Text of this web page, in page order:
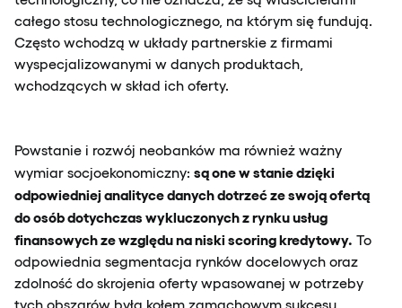
całego stosu technologicznego, na którym się fundują.
Często wchodzą w układy partnerskie z firmami
wyspecjalizowanymi w danych produktach,
wchodzących w skład ich oferty.
Powstanie i rozwój neobanków ma również ważny
wymiar socjoekonomiczny: są one w stanie dzięki
odpowiedniej analityce danych dotrzeć ze swoją ofertą
do osób dotychczas wykluczonych z rynku usług
finansowych ze względu na niski scoring kredytowy. To
odpowiednia segmentacja rynków docelowych oraz
zdolność do skrojenia oferty wpasowanej w potrzeby
tych obszarów była kołem zamachowym sukcesu